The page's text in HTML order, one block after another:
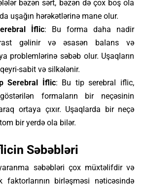
bəzən sərt, bəzən də çox boş ola
uşağın hərəkətlərinə mane olur.
İflic: Bu forma daha nadir
gəlinir və əsasən balans və
problemlərinə səbəb olur. Uşaqların
sabit və silkələnir.
Serebral İflic: Bu tip serebral iflic,
formaların bir neçəsinin
ortaya çıxır. Uşaqlarda bir neçə
bir yerdə ola bilər.
Səbəbləri
səbəbləri çox müxtəlifdir və
birləşməsi nəticəsində